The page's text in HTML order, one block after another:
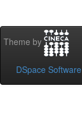
Theme by
DSpace Software